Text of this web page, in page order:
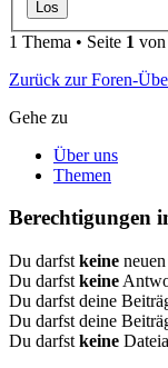
1 Thema • Seite 1 von
Zurück zur Foren-
Gehe zu
Über uns
Themen
Berechtigungen
Du darfst keine
Du darfst keine
Du darfst deine
Du darfst deine
Du darfst keine